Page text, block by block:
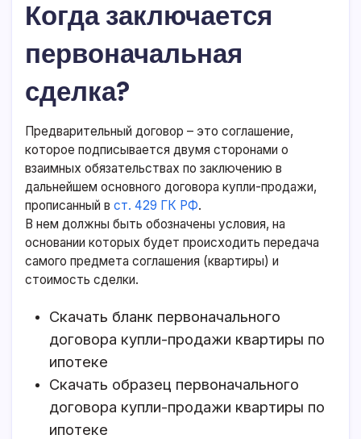
Когда заключается
первоначальная
сделка?
Предварительный договор – это соглашение,
которое подписывается двумя сторонами о
взаимных обязательствах по заключению в
дальнейшем основного договора купли-продажи,
прописанный вст. 429 ГК РФ.
В нем должны быть обозначены условия, на
основании которых будет происходить передача
самого предмета соглашения (квартиры) и
стоимость сделки.
Скачать бланк первоначального
договора купли-продажи квартиры по
ипотеке
Скачать образец первоначального
договора купли-продажи квартиры по
ипотеке